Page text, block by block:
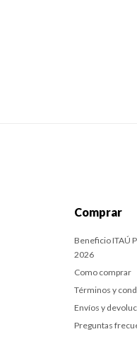
Comprar
Beneficio ITAÚ
2026
Como comprar
Términos y
Envíos y
Preguntas